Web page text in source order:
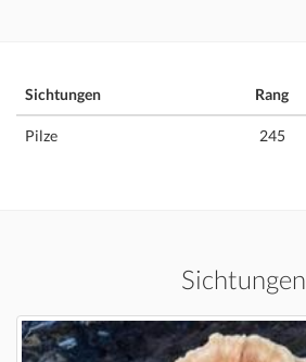
Sichtungen Rang
Pilze 245
Sichtungen